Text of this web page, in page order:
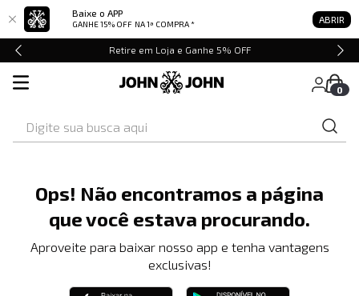
Baixe o APP
GANHE 15% OFF NA 1ª COMPRA * ABRIR
Retire em Loja e Ganhe 5% OFF
0
Ops! Não encontramos a página
que você estava procurando.
Aproveite para baixar nosso app e tenha vantagens
exclusivas!